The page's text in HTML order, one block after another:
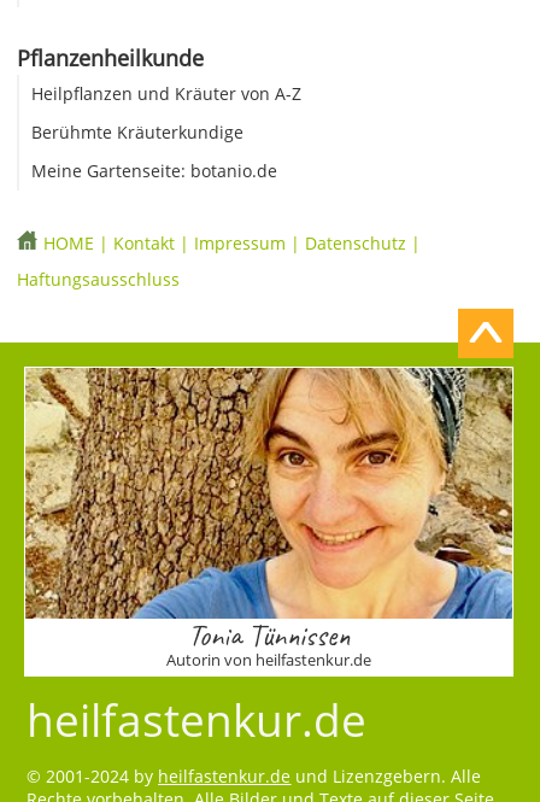
Pflanzenheilkunde
Heilpflanzen und Kräuter von A-Z
Berühmte Kräuterkundige
Meine Gartenseite: botanio.de
HOME | Kontakt | Impressum | Datenschutz |
Haftungsausschluss
Tonia Tünnissen
Autorin von heilfastenkur.de
heilfastenkur.de
© 2001-2024 by heilfastenkur.de und Lizenzgebern. Alle